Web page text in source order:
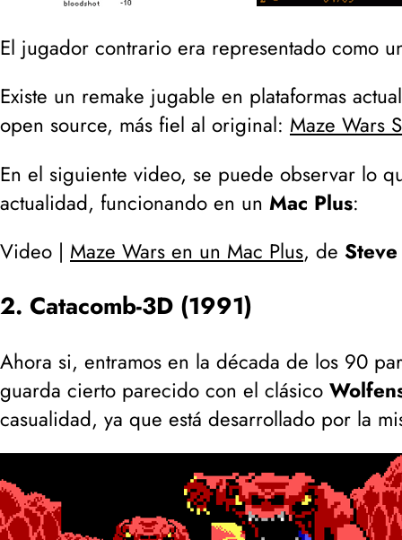
El jugador contrario era representado como
Existe un remake jugable en plataformas
open source, más fiel al original: Maze Wars
En el siguiente video, se puede observar lo
actualidad, funcionando en un Mac Plus:
Video | Maze Wars en un Mac Plus, de
2. Catacomb-3D (1991)
Ahora si, entramos en la década de los 90
guarda cierto parecido con el clásico
casualidad, ya que está desarrollado por la